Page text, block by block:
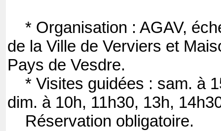
* Organisation : AGAV,
de la Ville de Verviers et
Pays de Vesdre.
* Visites guidées : sam. à
dim. à 10h, 11h30, 13h,
Réservation obligatoire.